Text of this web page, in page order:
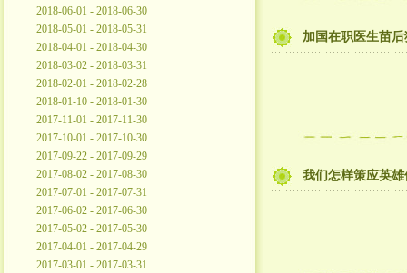
2018-06-01 - 2018-06-30
2018-05-01 - 2018-05-31
2018-04-01 - 2018-04-30
2018-03-02 - 2018-03-31
2018-02-01 - 2018-02-28
2018-01-10 - 2018-01-30
2017-11-01 - 2017-11-30
2017-10-01 - 2017-10-30
2017-09-22 - 2017-09-29
2017-08-02 - 2017-08-30
2017-07-01 - 2017-07-31
2017-06-02 - 2017-06-30
2017-05-02 - 2017-05-30
2017-04-01 - 2017-04-29
2017-03-01 - 2017-03-31
加国在职医生苗
我们怎样策应英